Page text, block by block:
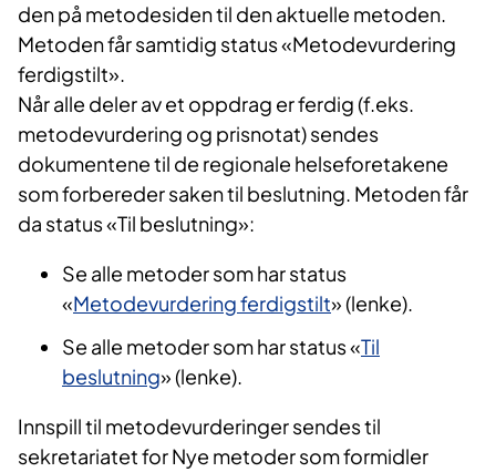
den på metodesiden til den aktuelle metoden.
Metoden får samtidig status «Metodevurdering
ferdigstilt».
Når alle deler av et oppdrag er ferdig (f.eks.
metodevurdering og prisnotat) sendes
dokumentene til de regionale helseforetakene
som forbereder saken til beslutning. Metoden får
da status «Til beslutning»:
Se alle metoder som har status
«Metodevurdering ferdigstilt» (lenke).
Se alle metoder som har status «Til
beslutning​» (lenke).​
Innspill til metodevurderinger sendes til
sekretariatet for Nye metoder som formidler